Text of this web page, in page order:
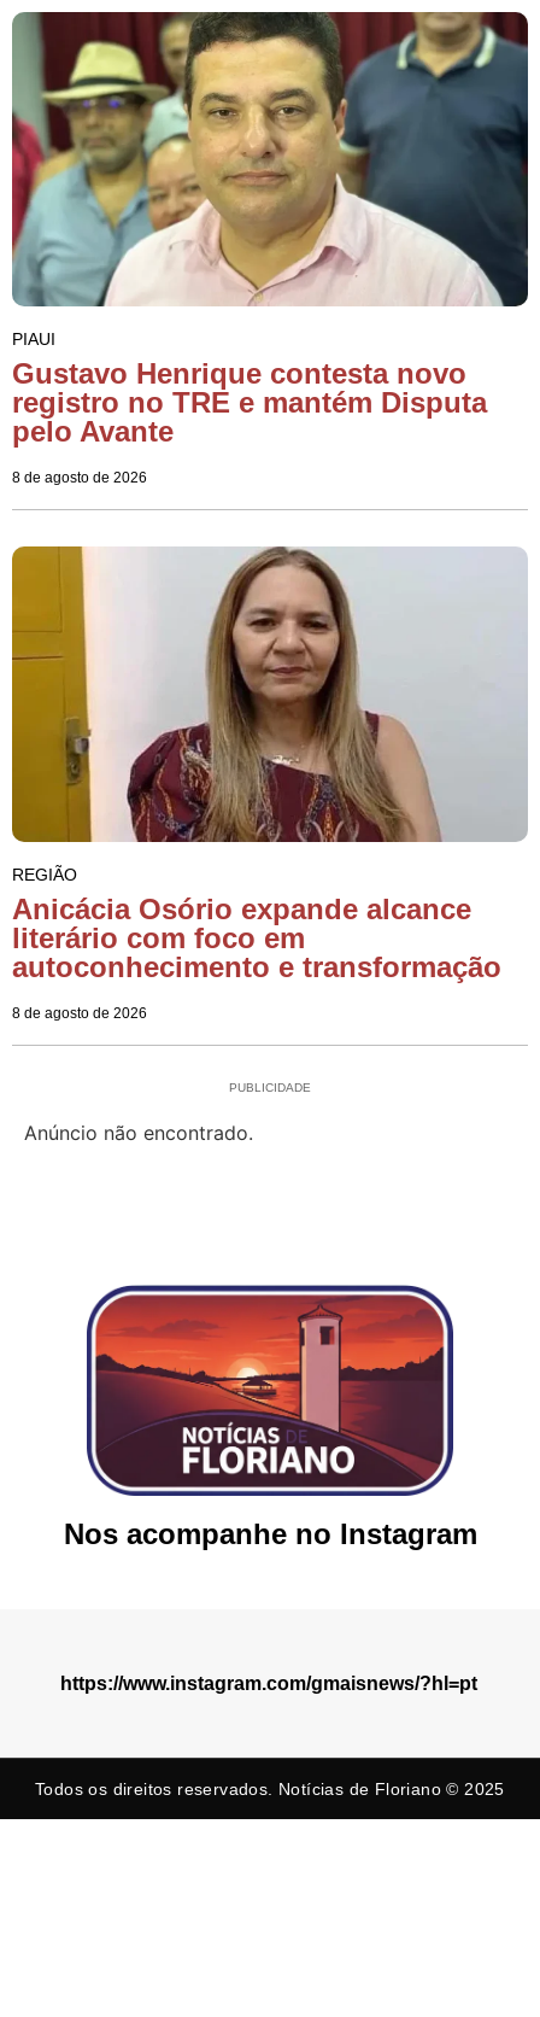
PIAUI
Gustavo Henrique contesta novo
registro no TRE e mantém Disputa
pelo Avante
8 de agosto de 2026
REGIÃO
Anicácia Osório expande alcance
literário com foco em
autoconhecimento e transformação
8 de agosto de 2026
PUBLICIDADE
Anúncio não encontrado.
Nos acompanhe no Instagram
https://www.instagram.com/gmaisnews/?hl=pt
Todos os direitos reservados. Notícias de Floriano © 2025